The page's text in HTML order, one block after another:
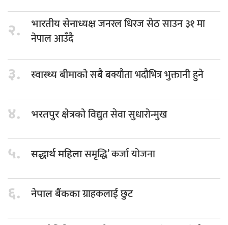
२. भारतीय सेनाध्यक्षजनरल धिरज सेठ साउन ३१ मा
नेपाल आउँदै
३. स्वास्थ्य बीमाकोसबै बक्यौता भदौभित्र भुक्तानी हुने
४. भरतपुर क्षेत्रकोविद्युत सेवा सुधारोन्मुख
५. सद्धार्थ महिलासमृद्धि’ कर्जा योजना
६. नेपाल बैंककाग्राहकलाई छुट